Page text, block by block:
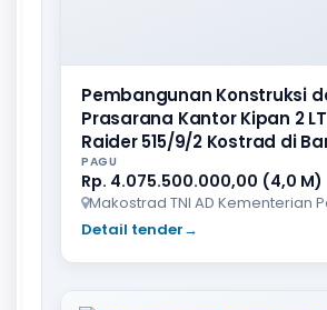
Pembangunan Konstruksi
Prasarana Kantor Kipan 2
Raider 515/9/2 Kostrad di
PAGU
Rp. 4.075.500.000,00 (4,0 M)
Makostrad TNI AD Kementerian
Detail tender→